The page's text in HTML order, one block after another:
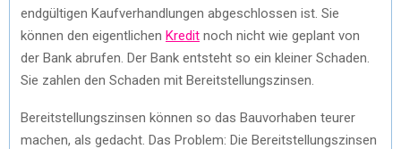
endgültigen Kaufverhandlungen abgeschlossen ist. Sie
können den eigentlichen Kredit noch nicht wie geplant von
der Bank abrufen. Der Bank entsteht so ein kleiner Schaden.
Sie zahlen den Schaden mit Bereitstellungszinsen.
Bereitstellungszinsen können so das Bauvorhaben teurer
machen, als gedacht. Das Problem: Die Bereitstellungszinsen